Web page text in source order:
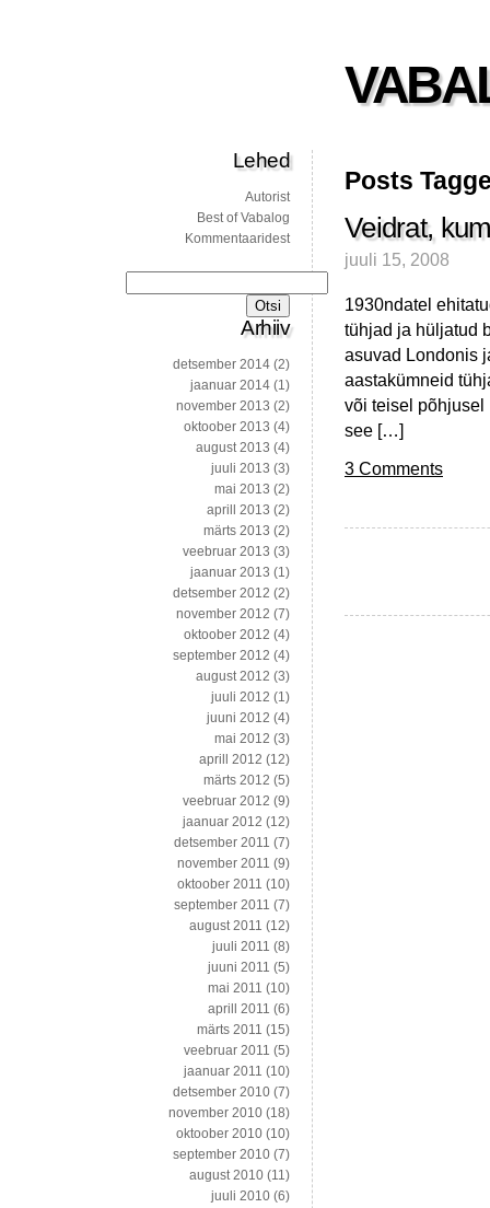
Posts
Veidrat,
juuli 15, 2008
1930ndatel
tühjad ja hüljatud
asuvad Londonis
aastakümneid
või teisel põhjusel
see […]
3 Comments
Lehed
Autorist
Best of Vabalog
Kommentaaridest
Arhiiv
detsember 2014 (2)
jaanuar 2014 (1)
november 2013 (2)
oktoober 2013 (4)
august 2013 (4)
juuli 2013 (3)
mai 2013 (2)
aprill 2013 (2)
märts 2013 (2)
veebruar 2013 (3)
jaanuar 2013 (1)
detsember 2012 (2)
november 2012 (7)
oktoober 2012 (4)
september 2012 (4)
august 2012 (3)
juuli 2012 (1)
juuni 2012 (4)
mai 2012 (3)
aprill 2012 (12)
märts 2012 (5)
veebruar 2012 (9)
jaanuar 2012 (12)
detsember 2011 (7)
november 2011 (9)
oktoober 2011 (10)
september 2011 (7)
august 2011 (12)
juuli 2011 (8)
juuni 2011 (5)
mai 2011 (10)
aprill 2011 (6)
märts 2011 (15)
veebruar 2011 (5)
jaanuar 2011 (10)
detsember 2010 (7)
november 2010 (18)
oktoober 2010 (10)
september 2010 (7)
august 2010 (11)
juuli 2010 (6)